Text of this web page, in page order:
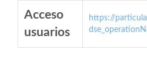
Acceso
usuarios
https://